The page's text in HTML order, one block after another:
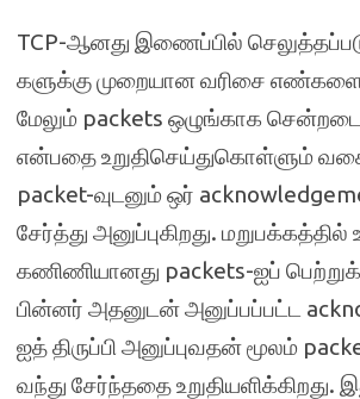
TCP-ஆனது இணைப்பில்
களுக்கு முறையான வரிசை
மேலும் packets ஒழுங்காக
என்பதை உறுதிசெய்துகொள்ளும்
packet-வுடனும் ஒர்
சேர்த்து அனுப்புகிறது.
கணிணியானது packets-ஐப்
பின்னர் அதனுடன் அனுப்பப்பட்ட
ஐத் திருப்பி அனுப்புவதன் மூலம்
வந்து சேர்ந்ததை உறுதியளிக்கிறது.